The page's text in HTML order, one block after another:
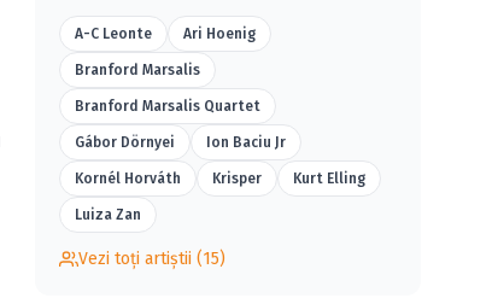
A-C Leonte Ari Hoenig
Branford Marsalis
Branford Marsalis Quartet
Gábor Dörnyei Ion Baciu Jr
Kornél Horváth Krisper Kurt Elling
Luiza Zan
Vezi toți artiștii (15)